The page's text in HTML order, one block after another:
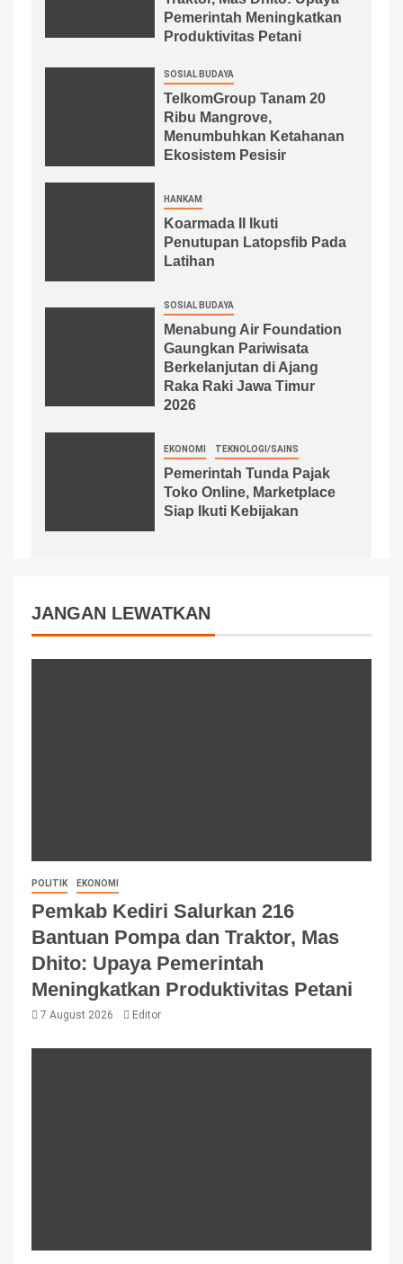
Pemerintah Meningkatkan
Produktivitas Petani
SOSIAL BUDAYA
TelkomGroup Tanam 20
Ribu Mangrove,
Menumbuhkan Ketahanan
Ekosistem Pesisir
HANKAM
Koarmada II Ikuti
Penutupan Latopsfib Pada
Latihan
SOSIAL BUDAYA
Menabung Air Foundation
Gaungkan Pariwisata
Berkelanjutan di Ajang
Raka Raki Jawa Timur
2026
EKONOMI TEKNOLOGI/SAINS
Pemerintah Tunda Pajak
Toko Online, Marketplace
Siap Ikuti Kebijakan
JANGAN LEWATKAN
POLITIK EKONOMI
Pemkab Kediri Salurkan 216
Bantuan Pompa dan Traktor, Mas
Dhito: Upaya Pemerintah
Meningkatkan Produktivitas Petani
7 August 2026 Editor